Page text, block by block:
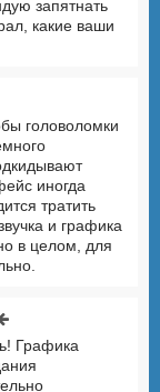
запятнать
какие ваши
головоломки
иногда
тратить
и графика
в целом, для
Графика